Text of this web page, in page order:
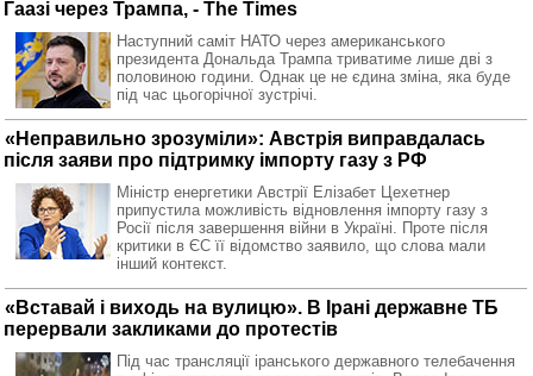
Гаазі через Трампа, - The Times
Наступний саміт НАТО через американського
президента Дональда Трампа триватиме лише дві з
половиною години. Однак це не єдина зміна, яка буде
під час цьогорічної зустрічі.
«Неправильно зрозуміли»: Австрія виправдалась
після заяви про підтримку імпорту газу з РФ
Міністр енергетики Австрії Елізабет Цехетнер
припустила можливість відновлення імпорту газу з
Росії після завершення війни в Україні. Проте після
критики в ЄС її відомство заявило, що слова мали
інший контекст.
«Вставай і виходь на вулицю». В Ірані державне ТБ
перервали закликами до протестів
Під час трансляції іранського державного телебачення